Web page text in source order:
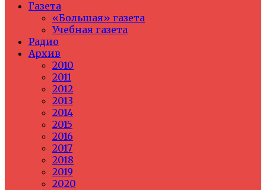
Газета
«Большая» газета
Учебная газета
Радио
Архив
2010
2011
2012
2013
2014
2015
2016
2017
2018
2019
2020